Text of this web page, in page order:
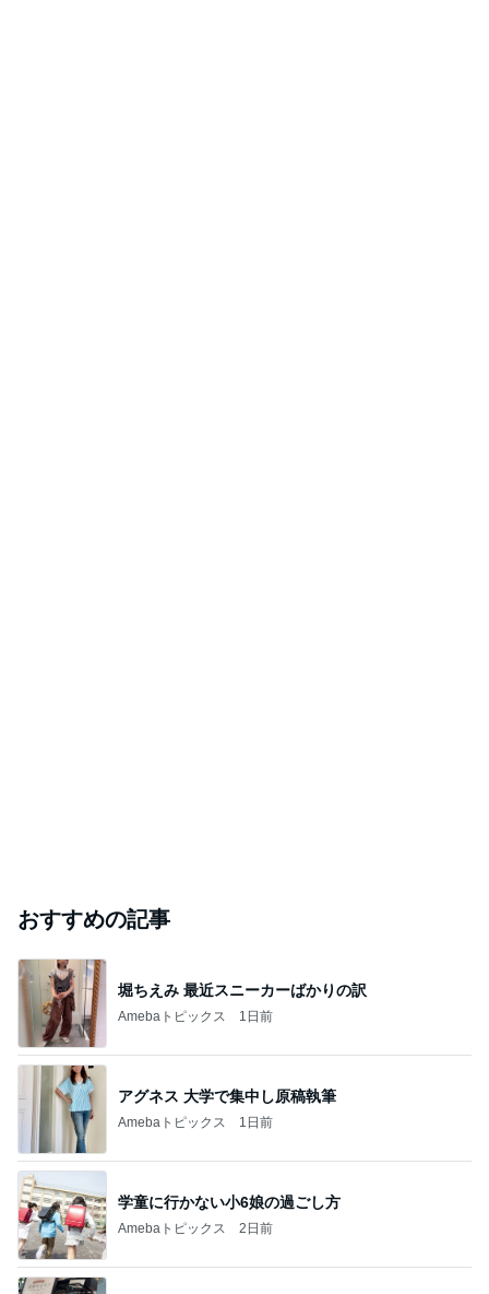
おすすめの記事
堀ちえみ 最近スニーカーばかりの訳
Amebaトピックス 1日前
アグネス 大学で集中し原稿執筆
Amebaトピックス 1日前
学童に行かない小6娘の過ごし方
Amebaトピックス 2日前